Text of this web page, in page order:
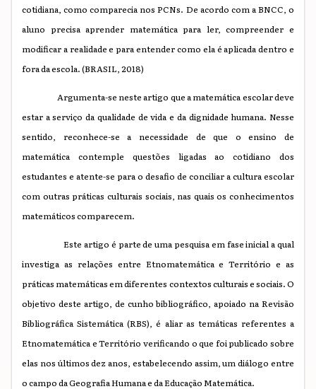
cotidiana, como comparecia nos PCNs. De acordo com a BNCC, o
aluno precisa aprender matemática para ler, compreender e
modificar a realidade e para entender como ela é aplicada dentro e
fora da escola. (BRASIL, 2018)
Argumenta-se neste artigo que a matemática escolar deve
estar a serviço da qualidade de vida e da dignidade humana. Nesse
sentido, reconhece-se a necessidade de que o ensino de
matemática contemple questões ligadas ao cotidiano dos
estudantes e atente-se para o desafio de conciliar a cultura escolar
com outras práticas culturais sociais, nas quais os conhecimentos
matemáticos comparecem.
Este artigo é parte de uma pesquisa em fase inicial a qual
investiga as relações entre Etnomatemática e Território e as
práticas matemáticas em diferentes contextos culturais e sociais. O
objetivo deste artigo, de cunho bibliográfico, apoiado na Revisão
Bibliográfica Sistemática (RBS), é aliar as temáticas referentes a
Etnomatemática e Território verificando o que foi publicado sobre
elas nos últimos dez anos, estabelecendo assim, um diálogo entre
o campo da Geografia Humana e da Educação Matemática.